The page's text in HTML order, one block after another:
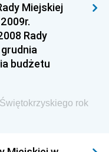
Konkurencji i
i Polityki
Cywilnego
Miejskiej
Rady
budżetu
rok